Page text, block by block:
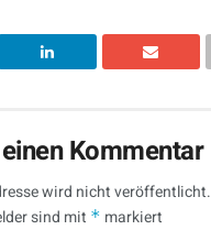
Kommentar
wird nicht veröffentlicht.
sind mit * markiert